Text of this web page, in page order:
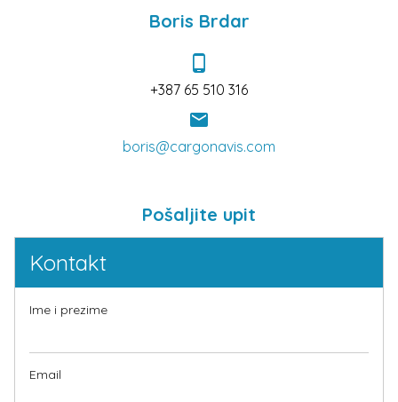
Boris Brdar
phone_android
+387 65 510 316
email
boris@cargonavis.com
Pošaljite upit
Kontakt
Ime i prezime
Email